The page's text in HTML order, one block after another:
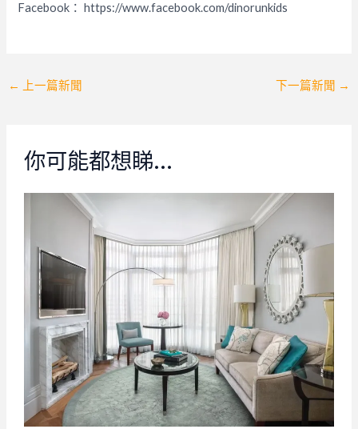
Facebook： https://www.facebook.com/dinorunkids
Post
← 上一篇新聞 下一篇新聞 →
你可能都想睇…